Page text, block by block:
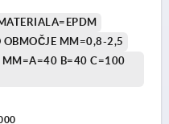
OBMOČJE MM=0,8-2,5
MM=A=40 B=40 C=100